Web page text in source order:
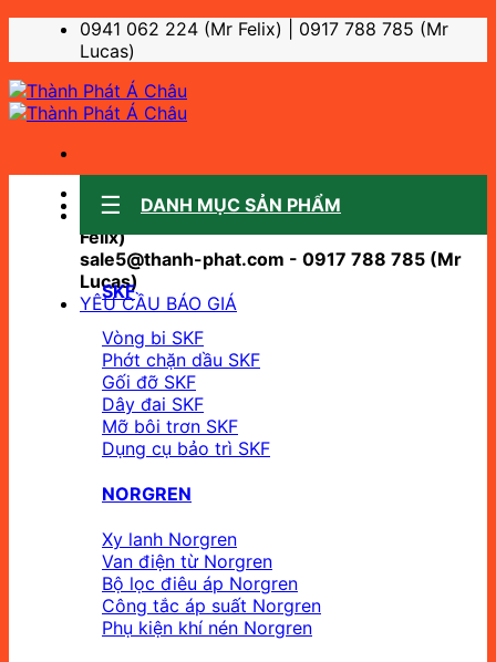
dung
0941 062 224 (Mr Felix) | 0917 788 785 (Mr
Lucas)
Sale support:
sale10@thanh-phat.com - 0941 062 224 (Mr
Felix)
sale5@thanh-phat.com - 0917 788 785 (Mr
Lucas)
YÊU CẦU BÁO GIÁ
DANH MỤC SẢN PHẨM
SKF
Vòng bi SKF
Phớt chặn dầu SKF
Gối đỡ SKF
Dây đai SKF
Mỡ bôi trơn SKF
Dụng cụ bảo trì SKF
NORGREN
Xy lanh Norgren
Van điện từ Norgren
Bộ lọc điêu áp Norgren
Công tắc áp suất Norgren
Phụ kiện khí nén Norgren